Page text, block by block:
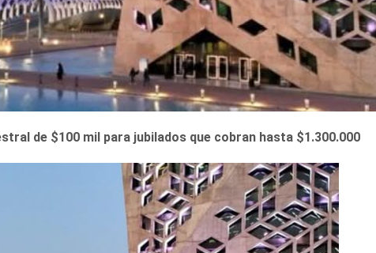
de $100 mil para jubilados que cobran hasta $1.300.000